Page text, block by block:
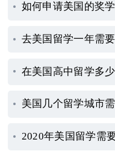
去美国留学一年需
在美国高中留学多
美国几个留学城市